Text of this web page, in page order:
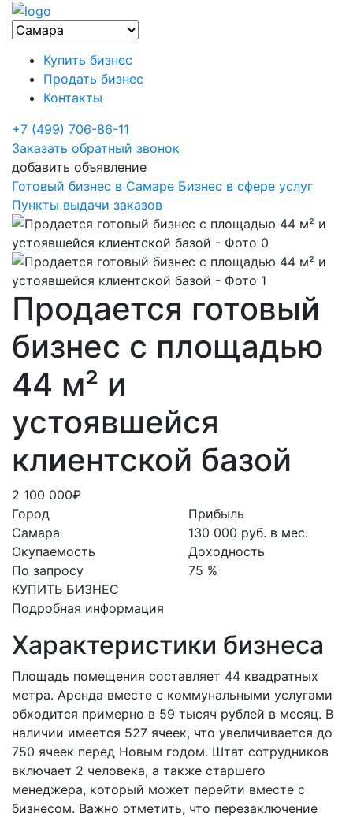
Купить бизнес
Продать бизнес
Контакты
+7 (499) 706-86-11
Заказать обратный звонок
добавить объявление
Готовый бизнес в Самаре Бизнес в сфере услуг
Пункты выдачи заказов
Продается готовый
бизнес с площадью
44 м² и
устоявшейся
клиентской базой
2 100 000₽
Город
Самара
Окупаемость
По запросу
КУПИТЬ БИЗНЕС
Прибыль
130 000 руб. в мес.
Доходность
75 %
Подробная информация
Характеристики бизнеса
Площадь помещения составляет 44 квадратных
метра. Аренда вместе с коммунальными услугами
обходится примерно в 59 тысяч рублей в месяц. В
наличии имеется 527 ячеек, что увеличивается до
750 ячеек перед Новым годом. Штат сотрудников
включает 2 человека, а также старшего
менеджера, который может перейти вместе с
бизнесом. Важно отметить, что перезаключение